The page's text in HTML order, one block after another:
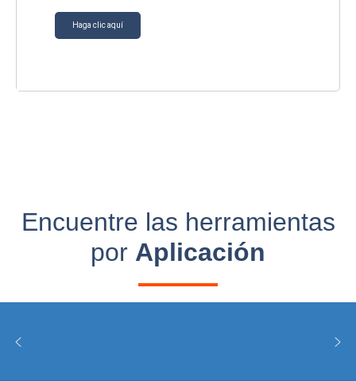
Haga clic aquí
Encuentre las herramientas
por Aplicación